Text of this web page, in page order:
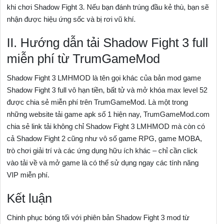
khi chơi Shadow Fight 3. Nếu bạn đánh trúng đầu kẻ thù, bạn sẽ
nhận được hiệu ứng sốc và bị rơi vũ khí.
II. Hướng dẫn tải Shadow Fight 3 full
miễn phí từ TrumGameMod
Shadow Fight 3 LMHMOD là tên gọi khác của bản mod game
Shadow Fight 3 full vô hạn tiền, bất tử và mở khóa max level 52
được chia sẻ miễn phí trên TrumGameMod. Là một trong
những website tải game apk số 1 hiện nay, TrumGameMod.com
chia sẻ link tải không chỉ Shadow Fight 3 LMHMOD mà còn có
cả Shadow Fight 2 cũng như vô số game RPG, game MOBA,
trò chơi giải trí và các ứng dụng hữu ích khác – chỉ cần click
vào tải về và mở game là có thể sử dụng ngay các tính năng
VIP miễn phí.
Kết luận
Chinh phục bóng tối với phiên bản Shadow Fight 3 mod từ